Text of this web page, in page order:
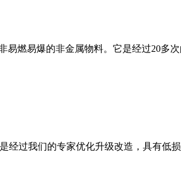
燃易爆的非金属物料。它是经过20多
经过我们的专家优化升级改造，具有低